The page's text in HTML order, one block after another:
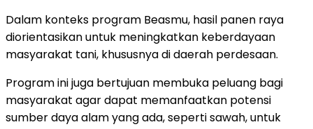
Dalam konteks program Beasmu, hasil panen raya
diorientasikan untuk meningkatkan keberdayaan
masyarakat tani, khususnya di daerah perdesaan.
Program ini juga bertujuan membuka peluang bagi
masyarakat agar dapat memanfaatkan potensi
sumber daya alam yang ada, seperti sawah, untuk